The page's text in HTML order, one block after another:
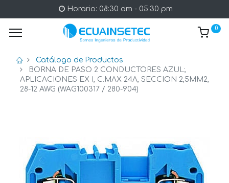
Horario: 08:30 am - 05:30 pm
0
Catálogo de Productos
BORNA DE PASO 2 CONDUCTORES AZUL;
APLICACIONES EX I, C.MAX 24A, SECCION 2,5MM2,
28-12 AWG (WAG100317 / 280-904)